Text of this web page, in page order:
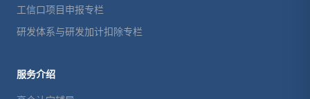
工信口项目申报专栏
研发体系与研发加计扣除专栏
服务介绍